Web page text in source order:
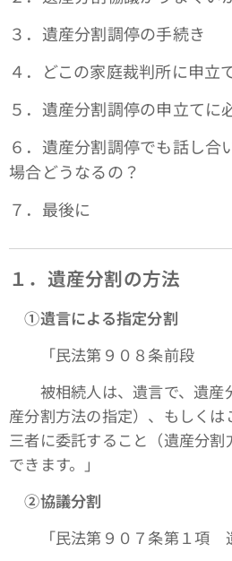
３．遺産分割調停の手続き
４．どこの家庭裁判所に申立
５．遺産分割調停の申立てに
６．遺産分割調停でも話し合
場合どうなるの？
７．最後に
１．遺産分割の方法
①遺言による指定分割
「民法第９０８条前段
被相続人は、遺言で、遺産
産分割方法の指定）、もしく
三者に委託すること（遺産分
できます。」
➁協議分割
「民法第９０７条第１項